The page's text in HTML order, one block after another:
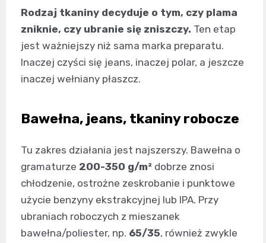
Rodzaj tkaniny decyduje o tym, czy plama
zniknie, czy ubranie się zniszczy. Ten etap
jest ważniejszy niż sama marka preparatu.
Inaczej czyści się jeans, inaczej polar, a jeszcze
inaczej wełniany płaszcz.
Bawełna, jeans, tkaniny robocze
Tu zakres działania jest najszerszy. Bawełna o
gramaturze 200-350 g/m² dobrze znosi
chłodzenie, ostrożne zeskrobanie i punktowe
użycie benzyny ekstrakcyjnej lub IPA. Przy
ubraniach roboczych z mieszanek
bawełna/poliester, np. 65/35, również zwykle